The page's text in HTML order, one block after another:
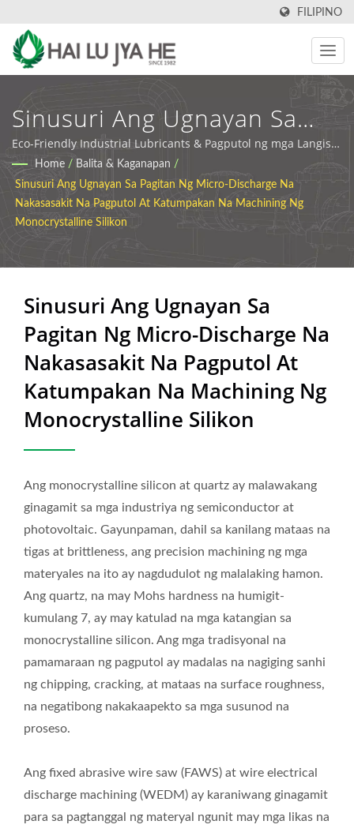
FILIPINO
Sinusuri Ang Ugnayan Sa
Pagitan Ng Micro-Discharge
Na Nakasasakit Na Pagputol
At Katumpakan Na
Machining Ng
Monocrystalline Silikon |
Industrial Cutting Oil At
Lubricant Manufacturer |
HLJH
Eco-Friendly Industrial Lubricants & Pagputol ng mga Langis |
HLJHHome / Balita & Kaganapan /
Sinusuri Ang Ugnayan Sa Pagitan Ng Micro-Discharge Na
Nakasasakit Na Pagputol At Katumpakan Na Machining Ng
Monocrystalline Silikon
Sinusuri Ang Ugnayan Sa
Pagitan Ng Micro-Discharge Na
Nakasasakit Na Pagputol At
Katumpakan Na Machining Ng
Monocrystalline Silikon
Ang monocrystalline silicon at quartz ay malawakang
ginagamit sa mga industriya ng semiconductor at
photovoltaic. Gayunpaman, dahil sa kanilang mataas na
tigas at brittleness, ang precision machining ng mga
materyales na ito ay nagdudulot ng malalaking hamon.
Ang quartz, na may Mohs hardness na humigit-
kumulang 7, ay may katulad na mga katangian sa
monocrystalline silicon. Ang mga tradisyonal na
pamamaraan ng pagputol ay madalas na nagiging sanhi
ng chipping, cracking, at mataas na surface roughness,
na negatibong nakakaapekto sa mga susunod na
proseso.
Ang fixed abrasive wire saw (FAWS) at wire electrical
discharge machining (WEDM) ay karaniwang ginagamit
para sa pagtanggal ng materyal ngunit may mga likas na